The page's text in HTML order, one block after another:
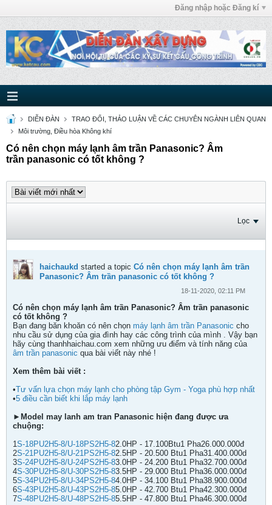
Đăng nhập hoặc Đăng kí
DIỄN ĐÀN
TRAO ĐỔI, THẢO LUẬN VỀ CÁC CHUYÊN NGÀNH LIÊN QUAN
Môi trường, Điều hòa Không khí
Có nên chọn máy lạnh âm trần Panasonic? Âm
trần panasonic có tốt không ?
Lọc
haichaukd started a topic Có nên chọn máy lạnh âm trần
Panasonic? Âm trần panasonic có tốt không ?
18-11-2020, 02:11 PM
Có nên chọn máy lạnh âm trần Panasonic? Âm trần panasonic
có tốt không ?
Bạn đang băn khoăn có nên chọn máy lạnh âm trần Panasonic cho
nhu cầu sử dụng của gia đình hay các công trình của mình . Vậy bạn
hãy cùng thanhhaichau.com xem những ưu điểm và tính năng của
âm trần panasonic qua bài viết này nhé !
Xem thêm bài viết :
•Tư vấn lựa chọn máy lạnh cho phòng tập Gym - Yoga phù hợp nhất
•5 điều cần biết khi lắp máy lạnh
►Model may lanh am tran Panasonic hiện đang được ưa
chuộng:
1S-18PU2H5-8/U-18PS2H5-82.0HP - 17.100Btu1 Pha26.000.000đ
2S-21PU2H5-8/U-21PS2H5-82.5HP - 20.500 Btu1 Pha31.400.000d
3S-24PU2H5-8/U-24PS2H5-83.0HP - 24.200 Btu1 Pha32.700.000đ
4S-30PU2H5-8/U-30PS2H5-83.5HP - 29.000 Btu1 Pha36.000.000đ
5S-34PU2H5-8/U-34PS2H5-84.0HP - 34.100 Btu1 Pha38.900.000đ
6S-43PU2H5-8/U-43PS2H5-85.0HP - 42.700 Btu1 Pha42.300.000đ
7S-48PU2H5-8/U-48PS2H5-85.5HP - 47.800 Btu1 Pha46.300.000đ